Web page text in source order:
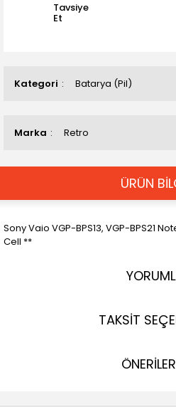
Kategori Batarya (Pil)
Marka Retro
Tavsiye
Et
ÜRÜN
Sony Vaio VGP-BPS13, VGP-BPS21
Cell **
TAKSİT